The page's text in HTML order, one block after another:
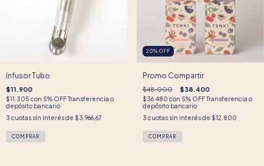
Infusor Tubo
$11.900
$11.305 con 5% OFF Transferencia o
depósito bancario
3 cuotas sin interés de $3.966,67
20% OFF
Promo Compartir
$48.000 $38.400
$36.480 con 5% OFF Transferencia o
depósito bancario
3 cuotas sin interés de $12.800